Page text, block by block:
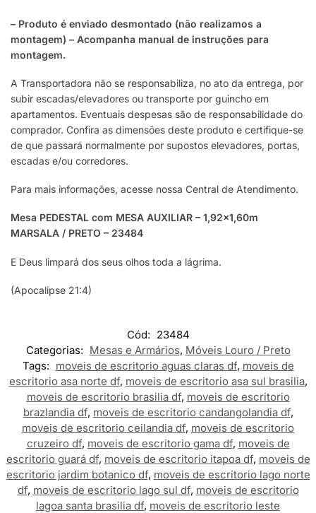
– Produto é enviado desmontado (não realizamos a
montagem) – Acompanha manual de instruções para
montagem.
A Transportadora não se responsabiliza, no ato da entrega, por
subir escadas/elevadores ou transporte por guincho em
apartamentos. Eventuais despesas são de responsabilidade do
comprador. Confira as dimensões deste produto e certifique-se
de que passará normalmente por supostos elevadores, portas,
escadas e/ou corredores.
Para mais informações, acesse nossa Central de Atendimento.
Mesa PEDESTAL com MESA AUXILIAR – 1,92×1,60m
MARSALA / PRETO – 23484
E Deus limpará dos seus olhos toda a lágrima.
(Apocalipse 21:4)
Cód: 23484
Categorias: Mesas e Armários, Móveis Louro / Preto
Tags: moveis de escritorio aguas claras df, moveis de
escritorio asa norte df, moveis de escritorio asa sul brasilia,
moveis de escritorio brasilia df, moveis de escritorio
brazlandia df, moveis de escritorio candangolandia df,
moveis de escritorio ceilandia df, moveis de escritorio
cruzeiro df, moveis de escritorio gama df, moveis de
escritorio guará df, moveis de escritorio itapoa df, moveis de
escritorio jardim botanico df, moveis de escritorio lago norte
df, moveis de escritorio lago sul df, moveis de escritorio
lagoa santa brasilia df, moveis de escritorio leste